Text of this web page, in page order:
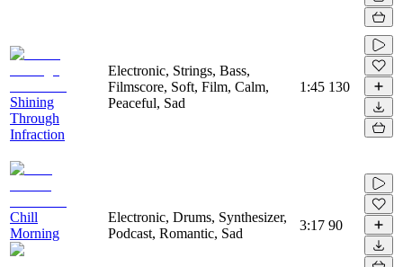
Shining
Through
Infraction
Electronic, Strings, Bass,
Filmscore, Soft, Film, Calm,
Peaceful, Sad
1:45 130
Chill
Morning
Electronic, Drums, Synthesizer,
Podcast, Romantic, Sad
3:17 90